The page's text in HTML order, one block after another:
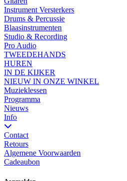
Instrument Versterkers
Drums & Percussie
Blaasinstrumenten
Studio & Recording
Pro Audio
TWEEDEHANDS
HUREN
IN DE KIJKER
NIEUW IN ONZE WINKEL
Muzieklessen
Programma
Nieuws
Info
Contact
Retours
Algemene Voorwaarden
Cadeaubon